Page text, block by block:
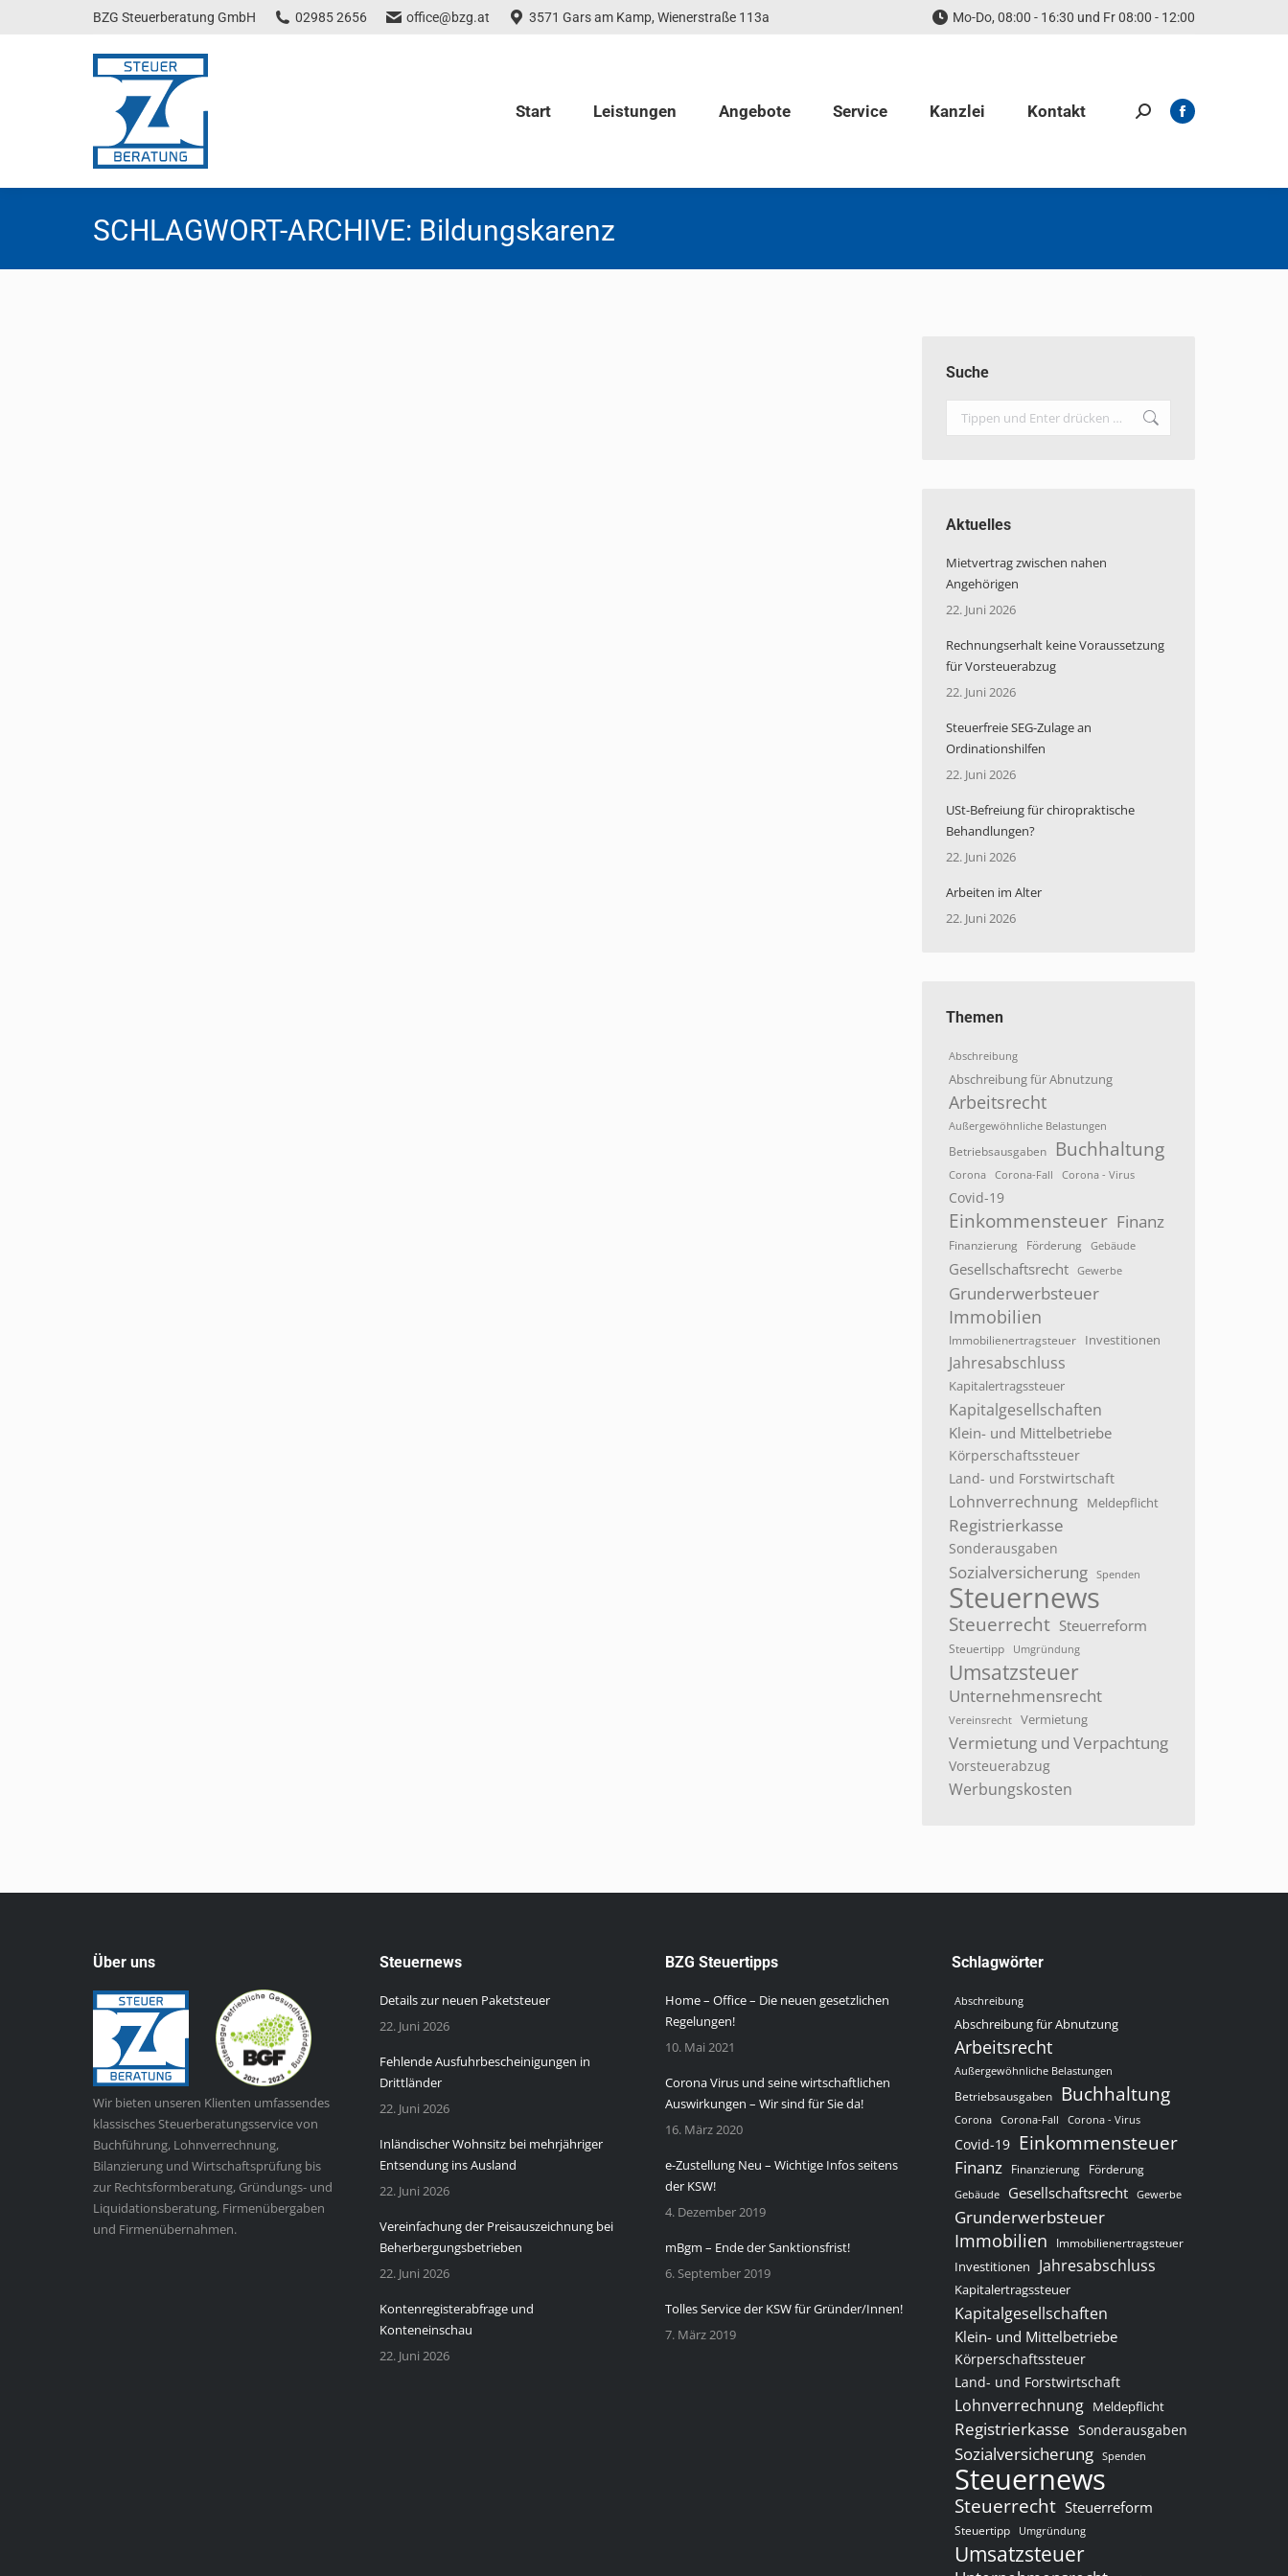
BZG Steuerberatung GmbH 02985 2656 office@bzg.at 3571 Gars am Kamp, Wienerstraße 113a Mo-Do, 08:00 - 16:30 und Fr 08:00 - 12:00
Start Leistungen Angebote Service Kanzlei Kontakt Search:Facebook
SCHLAGWORT-ARCHIVE: Bildungskarenz
Suche
Aktuelles
Mietvertrag zwischen nahen
Angehörigen
22. Juni 2026
Rechnungserhalt keine Voraussetzung
für Vorsteuerabzug
22. Juni 2026
Steuerfreie SEG-Zulage an
Ordinationshilfen
22. Juni 2026
USt-Befreiung für chiropraktische
Behandlungen?
22. Juni 2026
Arbeiten im Alter
22. Juni 2026
Themen
Abschreibung
Abschreibung für Abnutzung
Arbeitsrecht
Außergewöhnliche Belastungen
Betriebsausgaben Buchhaltung
Corona Corona-Fall Corona - Virus
Covid-19
Einkommensteuer Finanz
Finanzierung Förderung Gebäude
Gesellschaftsrecht Gewerbe
Grunderwerbsteuer
Immobilien
Immobilienertragsteuer Investitionen
Jahresabschluss
Kapitalertragssteuer
Kapitalgesellschaften
Klein- und Mittelbetriebe
Körperschaftssteuer
Land- und Forstwirtschaft
Lohnverrechnung Meldepflicht
Registrierkasse
Sonderausgaben
Sozialversicherung Spenden
Steuernews
Steuerrecht Steuerreform
Steuertipp Umgründung
Umsatzsteuer
Unternehmensrecht
Vereinsrecht Vermietung
Vermietung und Verpachtung
Vorsteuerabzug
Werbungskosten
Über uns
Wir bieten unseren Klienten umfassendes
klassisches Steuerberatungsservice von
Buchführung, Lohnverrechnung,
Bilanzierung und Wirtschaftsprüfung bis
zur Rechtsformberatung, Gründungs- und
Liquidationsberatung, Firmenübergaben
und Firmenübernahmen.
Steuernews
Details zur neuen Paketsteuer
22. Juni 2026
Fehlende Ausfuhrbescheinigungen in
Drittländer
22. Juni 2026
Inländischer Wohnsitz bei mehrjähriger
Entsendung ins Ausland
22. Juni 2026
Vereinfachung der Preisauszeichnung bei
Beherbergungsbetrieben
22. Juni 2026
Kontenregisterabfrage und
Konteneinschau
22. Juni 2026
BZG Steuertipps
Home – Office – Die neuen gesetzlichen
Regelungen!
10. Mai 2021
Corona Virus und seine wirtschaftlichen
Auswirkungen – Wir sind für Sie da!
16. März 2020
e-Zustellung Neu – Wichtige Infos seitens
der KSW!
4. Dezember 2019
mBgm – Ende der Sanktionsfrist!
6. September 2019
Tolles Service der KSW für Gründer/Innen!
7. März 2019
Schlagwörter
Abschreibung
Abschreibung für Abnutzung
Arbeitsrecht
Außergewöhnliche Belastungen
Betriebsausgaben Buchhaltung
Corona Corona-Fall Corona - Virus
Covid-19 Einkommensteuer
Finanz Finanzierung Förderung
Gebäude Gesellschaftsrecht Gewerbe
Grunderwerbsteuer
Immobilien Immobilienertragsteuer
Investitionen Jahresabschluss
Kapitalertragssteuer
Kapitalgesellschaften
Klein- und Mittelbetriebe
Körperschaftssteuer
Land- und Forstwirtschaft
Lohnverrechnung Meldepflicht
Registrierkasse Sonderausgaben
Sozialversicherung Spenden
Steuernews
Steuerrecht Steuerreform
Steuertipp Umgründung
Umsatzsteuer